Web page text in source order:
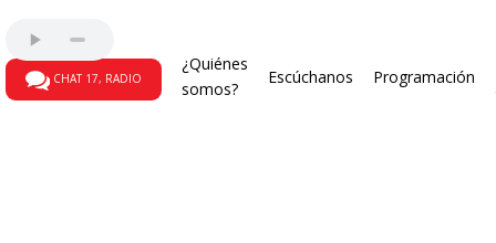
CHAT 17, RADIO
¿Quiénes
somos?
Escúchanos Programación